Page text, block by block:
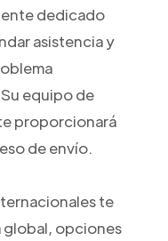
dedicado
asistencia y
equipo de
proporcionará
de envío.
te
global, opciones